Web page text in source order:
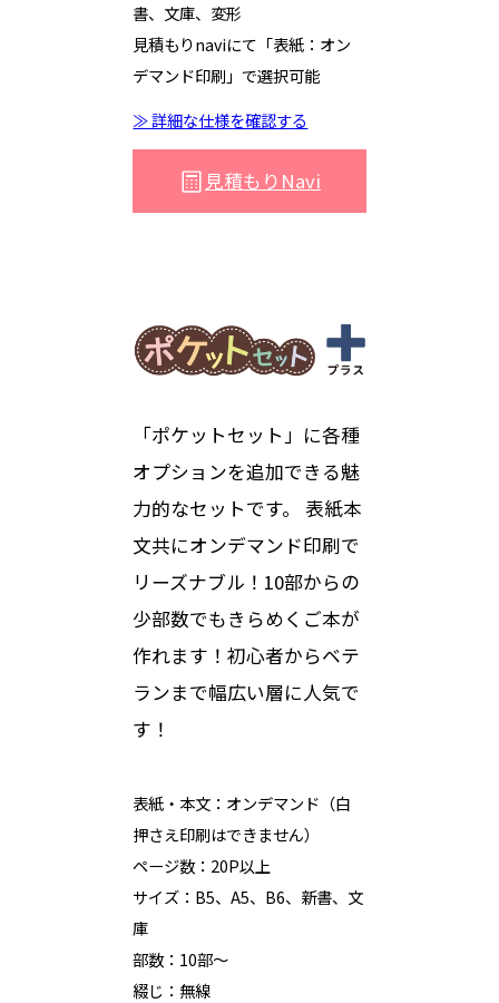
書、文庫、変形
見積もりnaviにて「表紙：オン
デマンド印刷」で選択可能
≫ 詳細な仕様を確認する
見積もりNavi
「ポケットセット」に各種
オプションを追加できる魅
力的なセットです。 表紙本
文共にオンデマンド印刷で
リーズナブル！10部からの
少部数でもきらめくご本が
作れます！初心者からベテ
ランまで幅広い層に人気で
す！
表紙・本文：オンデマンド（白
押さえ印刷はできません）
ページ数：20P以上
サイズ：B5、A5、B6、新書、文
庫
部数：10部～
綴じ：無線